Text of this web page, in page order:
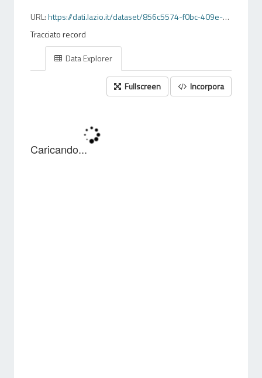
URL:https://dati.lazio.it/dataset/856c5574-f0bc-409e-a75f-4198cecf94d8/resource/6870d19e-b75a-43c6-bab6-2fff9af43fde/download/tracciatorecord.xlsx
Tracciato record
Data Explorer
Fullscreen Incorpora